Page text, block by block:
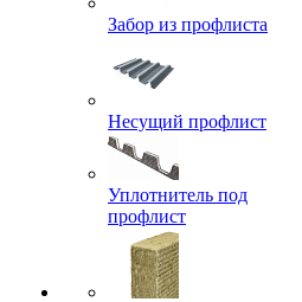
Забор из профлиста
Несущий профлист
Уплотнитель под
профлист